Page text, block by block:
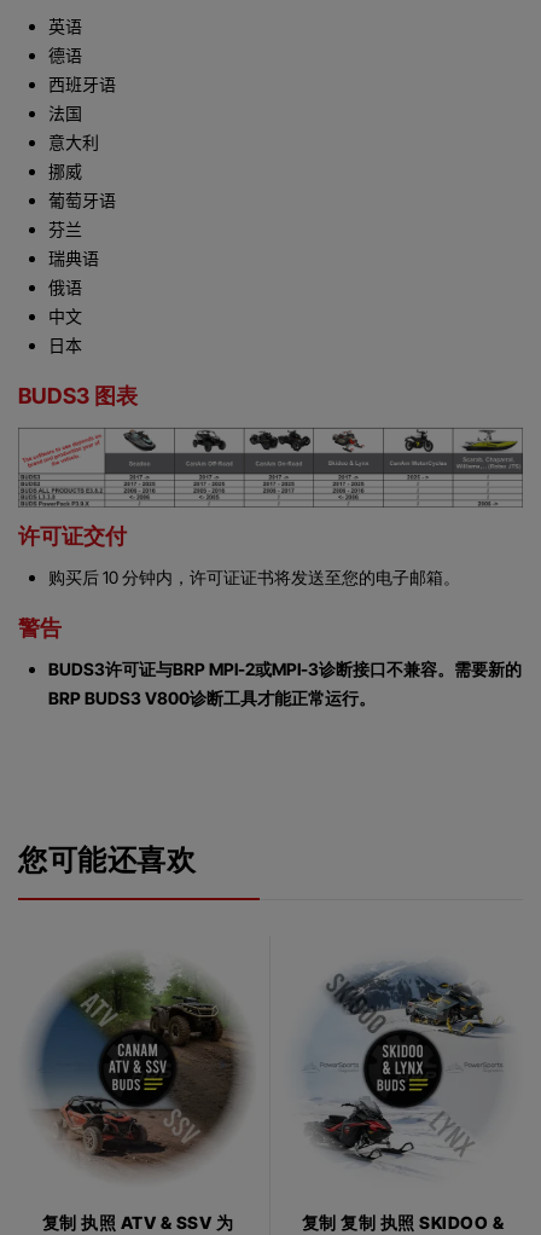
英语
德语
西班牙语
法国
意大利
挪威
葡萄牙语
芬兰
瑞典语
俄语
中文
日本
BUDS3 图表
许可证交付
购买后 10 分钟内，许可证证书将发送至您的电子邮箱。
警告
BUDS3许可证与BRP MPI-2或MPI-3诊断接口不兼容。需要新的
BRP BUDS3 V800诊断工具才能正常运行。
您可能还喜欢
复制 执照 ATV & SSV 为
复制 复制 执照 SKIDOO &